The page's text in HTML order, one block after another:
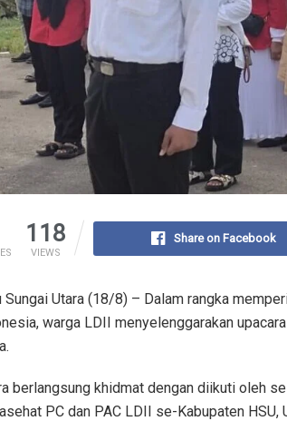
118
VIEWS
Share on Facebook
Sungai Utara (18/8) – Dalam rangka
warga LDII menyelenggarakan
berlangsung khidmat dengan diikuti oleh
PC dan PAC LDII se-Kabupaten